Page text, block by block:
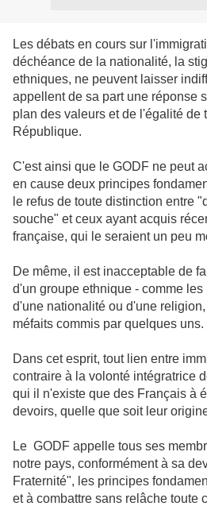
Les débats en cours sur
déchéance de la nationalité, la
ethniques, ne peuvent laisser
appellent de sa part une réponse
plan des valeurs et de l'égalité de
République.
C'est ainsi que le GODF ne peut
en cause deux principes
le refus de toute distinction entre
souche" et ceux ayant acquis
française, qui le seraient un peu
De même, il est inacceptable de
d'un groupe ethnique - comme
d'une nationalité ou d'une
méfaits commis par quelques uns.
Dans cet esprit, tout lien entre
contraire à la volonté intégratrice
qui il n'existe que des Français à
devoirs, quelle que soit leur
Le GODF appelle tous ses
notre pays, conformément à sa
Fraternité", les principes
et à combattre sans relâche toute